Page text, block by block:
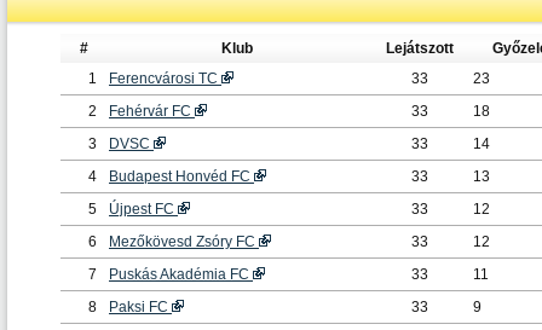
# Klub Lejátszott
1
Ferencvárosi TC 33
23
2
Fehérvár FC 33
18
3
DVSC 33
14
4
Budapest Honvéd FC 33
13
5
Újpest FC 33
12
6
Mezőkövesd Zsóry FC 33
12
7
Puskás Akadémia FC 33
11
8
Paksi FC 33
9